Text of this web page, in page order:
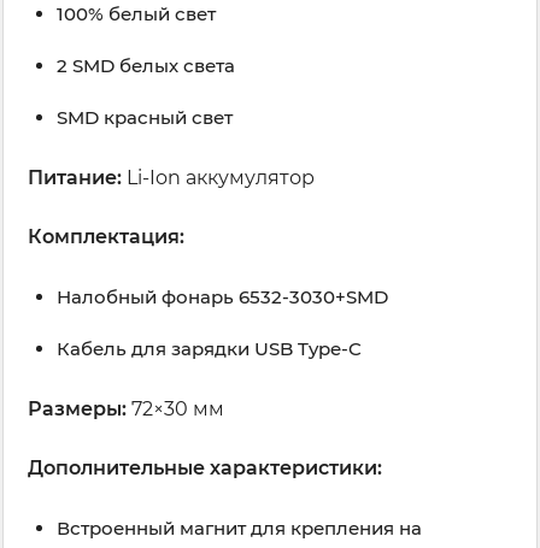
100% белый свет
2 SMD белых света
SMD красный свет
Питание: Li-Ion аккумулятор
Комплектация:
Налобный фонарь 6532-3030+SMD
Кабель для зарядки USB Type-C
Размеры: 72×30 мм
Дополнительные характеристики:
Встроенный магнит для крепления на